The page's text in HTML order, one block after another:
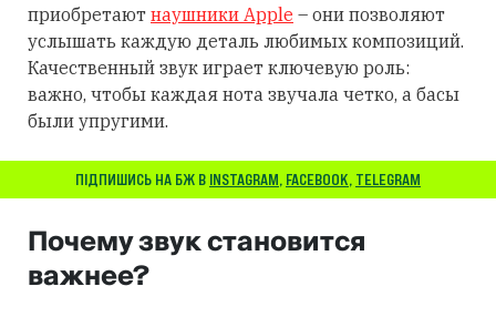
приобретают наушники Apple – они позволяют
услышать каждую деталь любимых композиций.
Качественный звук играет ключевую роль:
важно, чтобы каждая нота звучала четко, а басы
были упругими.
ПІДПИШИСЬ НА БЖ В INSTAGRAM, FACEBOOK, TELEGRAM
Почему звук становится
важнее?